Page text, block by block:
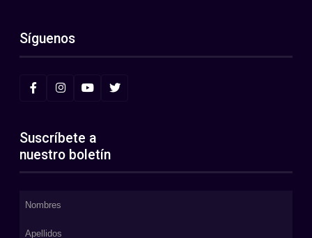
Síguenos
Suscríbete a
nuestro boletín